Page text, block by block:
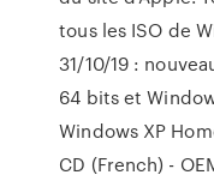
tous les ISO de
31/10/19 :
64 bits et
Windows XP
CD (French) -